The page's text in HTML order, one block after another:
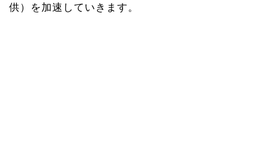
供）を加速していきます。